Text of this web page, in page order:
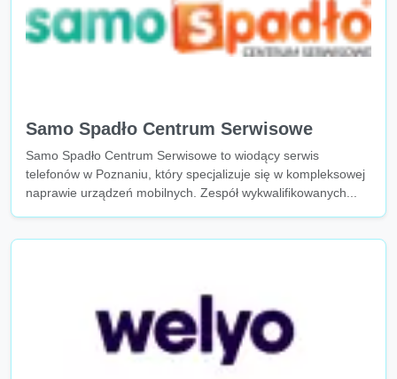
Samo Spadło Centrum Serwisowe
Samo Spadło Centrum Serwisowe to wiodący serwis
telefonów w Poznaniu, który specjalizuje się w kompleksowej
naprawie urządzeń mobilnych. Zespół wykwalifikowanych...